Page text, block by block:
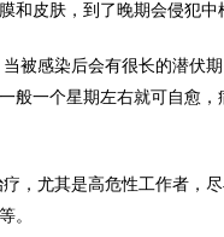
和皮肤，到了晚期会侵犯中
被感染后会有很长的潜伏
般一个星期左右就可自愈
，尤其是高危性工作者，
。